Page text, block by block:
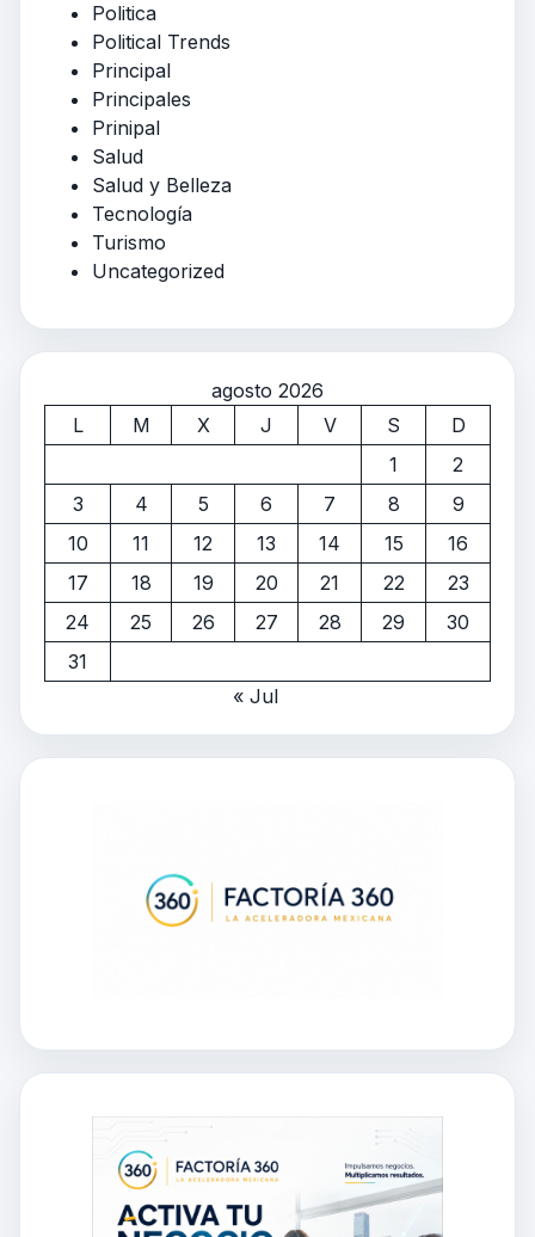
Politica
Political Trends
Principal
Principales
Prinipal
Salud
Salud y Belleza
Tecnología
Turismo
Uncategorized
agosto 2026
L
M X J V S
D
1
2
3
4 5 6 7 8
9
10
11 12 13 14 15
16
17
18 19 20 21 22
23
24
25 26 27 28 29
30
31
« Jul